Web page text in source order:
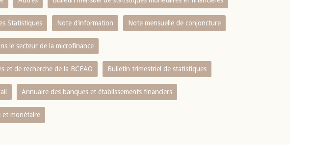
Statistiques Note d’information Note mensuelle de conjoncture
le secteur de la microfinance
et de recherche de la BCEAO Bulletin trimestriel de statistiques
Annuaire des banques et établissements financiers
et monétaire